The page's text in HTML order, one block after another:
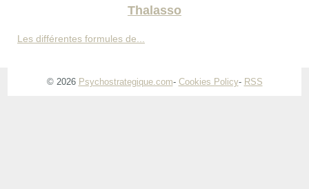
Thalasso
Les différentes formules de...
© 2026 Psychostrategique.com- Cookies Policy- RSS